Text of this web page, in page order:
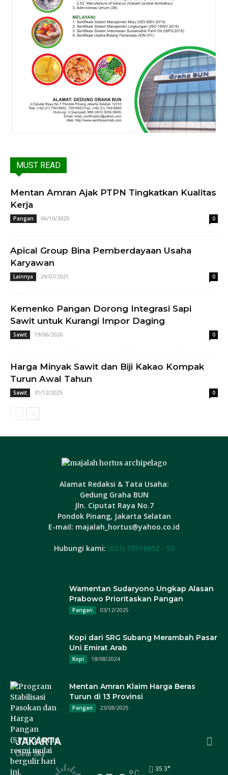
MUST READ
Mentan Amran Ajak PTPN Tingkatkan Kualitas
Kerja
Pangan 06/10/2025 0
Apical Group Bina Pemberdayaan Usaha
Karyawan
Lainnya 29/07/2021 0
Kemenko Pangan Dorong Integrasi Sapi
Sawit untuk Kurangi Impor Daging
Sawit 19/06/2026 0
Harga Minyak Sawit dan Biji Kakao Kompak
Turun Awal Tahun
Sawit 31/12/2025 0
Alamat Redaksi & Tata Usaha:
Gedung Graha BUN
Jln. Ciputat Raya No.7
Pondok Pinang, Jakarta Selatan
E-mail: majalah_hortus@yahoo.co.id
Hubungi kami: (021) 75916652 - 53
Wamentan Sudaryono Ungkap Alasan
Prabowo Prioritaskan Pangan
Pangan 03/12/2025
Kopi dari SRG Subang Merambah Pasar
Uni Emirat Arab
Kopi 18/08/2024
Mentan Amran Klaim Harga Beras
Turun di 13 Provinsi
Pangan 23/08/2025
JAKARTA
Clear Sky
35.3°